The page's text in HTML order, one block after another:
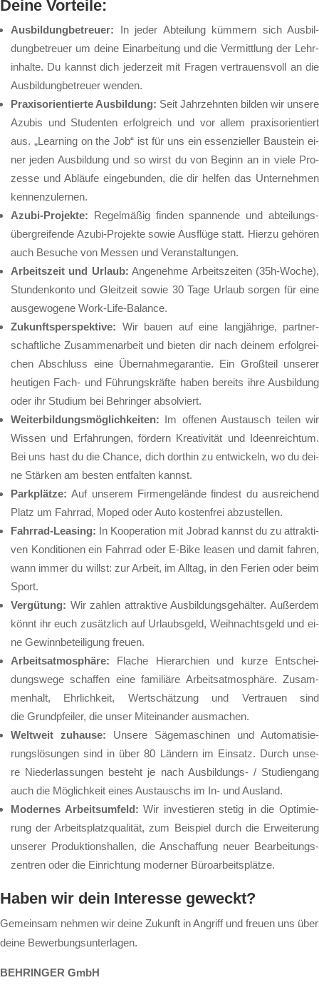
Dei­ne Vor­tei­le:
Aus­bil­dung­be­treu­er: In je­der Ab­tei­lung küm­mern sich Aus­bil­
dung­be­treu­er um dei­ne Ein­ar­bei­tung und die Ver­mitt­lung der Lehr­
in­hal­te. Du kannst dich je­der­zeit mit Fra­gen ver­trau­ens­voll an die
Aus­bil­dung­be­treu­er wen­den.
Pra­xis­ori­en­tier­te Aus­bil­dung: Seit Jahr­zehn­ten bil­den wir un­se­re
Azu­bis und Stu­den­ten er­folg­reich und vor al­lem pra­xis­ori­en­tiert
aus. „Lear­ning on the Job“ ist für uns ein es­sen­zi­el­ler Bau­stein ei­
ner je­den Aus­bil­dung und so wirst du von Be­ginn an in vie­le Pro­
zes­se und Ab­läu­fe ein­ge­bun­den, die dir hel­fen das Un­ter­neh­men
ken­nen­zu­ler­nen.
Azu­bi-Pro­jek­te: Re­gel­mä­ßig fin­den span­nen­de und ab­tei­lungs­
über­grei­fen­de Azu­bi-Pro­jek­te so­wie Aus­flü­ge statt. Hier­zu ge­hö­ren
auch Be­su­che von Mes­sen und Ver­an­stal­tun­gen.
Ar­beits­zeit und Ur­laub: An­ge­neh­me Ar­beits­zei­ten (35h-Wo­che),
Stun­den­kon­to und Gleit­zeit so­wie 30 Ta­ge Ur­laub sor­gen für ei­ne
aus­ge­wo­ge­ne Work-Life-Ba­lan­ce.
Zu­kunfts­per­spek­ti­ve: Wir bau­en auf ei­ne lang­jäh­ri­ge, part­ner­
schaft­li­che Zu­sam­men­ar­beit und bie­ten dir nach dei­nem er­folg­rei­
chen Ab­schluss ei­ne Über­nah­me­ga­ran­tie. Ein Groß­teil un­se­rer
heu­ti­gen Fach- und Füh­rungs­kräf­te ha­ben be­reits ih­re Aus­bil­dung
oder ihr Stu­di­um bei Beh­rin­ger ab­sol­viert.
Wei­ter­bil­dungs­mög­lich­kei­ten: Im of­fe­nen Aus­tausch tei­len wir
Wis­sen und Er­fah­run­gen, för­dern Krea­ti­vi­tät und Ide­en­reich­tum.
Bei uns hast du die Chan­ce, dich dort­hin zu ent­wi­ckeln, wo du dei­
ne Stär­ken am bes­ten ent­fal­ten kannst.
Park­plät­ze: Auf un­se­rem Fir­men­ge­län­de fin­dest du aus­rei­chend
Platz um Fahr­rad, Mo­ped oder Au­to kos­ten­frei ab­zu­stel­len.
Fahr­rad-Lea­sing: In Ko­ope­ra­ti­on mit Job­rad kannst du zu at­trak­ti­
ven Kon­di­tio­nen ein Fahr­rad oder E-Bi­ke lea­sen und da­mit fah­ren,
wann im­mer du willst: zur Ar­beit, im All­tag, in den Fe­ri­en oder beim
Sport.
Ver­gü­tung: Wir zah­len at­trak­ti­ve Aus­bil­dungs­ge­häl­ter. Au­ßer­dem
könnt ihr euch zu­sätz­lich auf Ur­laubs­geld, Weih­nachts­geld und ei­
ne Ge­winn­be­tei­li­gung freu­en.
Ar­beits­at­mo­sphä­re: Fla­che Hier­ar­chi­en und kur­ze Ent­schei­
dungs­we­ge schaf­fen ei­ne fa­mi­li­ä­re Ar­beits­at­mo­sphä­re. Zu­sam­
men­halt, Ehr­lich­keit, Wert­schät­zung und Ver­trau­en sind
die Grund­pfei­ler, die un­ser Mit­ein­an­der aus­ma­chen.
Welt­weit zu­hau­se: Un­se­re Sä­ge­ma­schi­nen und Au­to­ma­ti­sie­
rungs­lö­sun­gen sind in über 80 Län­dern im Ein­satz. Durch un­se­
re Nie­der­las­sun­gen be­steht je nach Aus­bil­dungs- / Stu­di­en­gang
auch die Mög­lich­keit ei­nes Aus­tauschs im In- und Aus­land.
Mo­der­nes Ar­beits­um­feld:Wir in­ves­tie­ren ste­tig in die Op­ti­mie­
rung der Ar­beits­platz­qua­li­tät, zum Bei­spiel durch die Er­wei­te­rung
un­se­rer Pro­duk­ti­ons­hal­len, die An­schaf­fung neu­er Be­ar­bei­tungs­
zen­tren oder die Ein­rich­tung mo­der­ner Bü­ro­ar­beits­plät­ze.
Haben wir dein Interesse geweckt?
Gemeinsam nehmen wir deine Zukunft in Angriff und freuen uns über
deine Bewerbungsunterlagen.
BEHRINGER GmbH